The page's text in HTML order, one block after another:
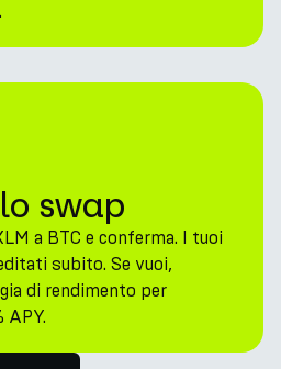
swap
a BTC e conferma. I tuoi
subito. Se vuoi,
di rendimento per
APY.